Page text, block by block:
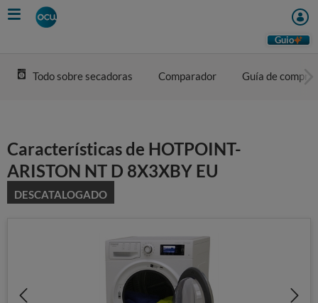
Skip
to
Guio
Todo sobre secadoras Comparador Guía de compra
Características de HOTPOINT-
ARISTON NT D 8X3XBY EU
DESCATALOGADO